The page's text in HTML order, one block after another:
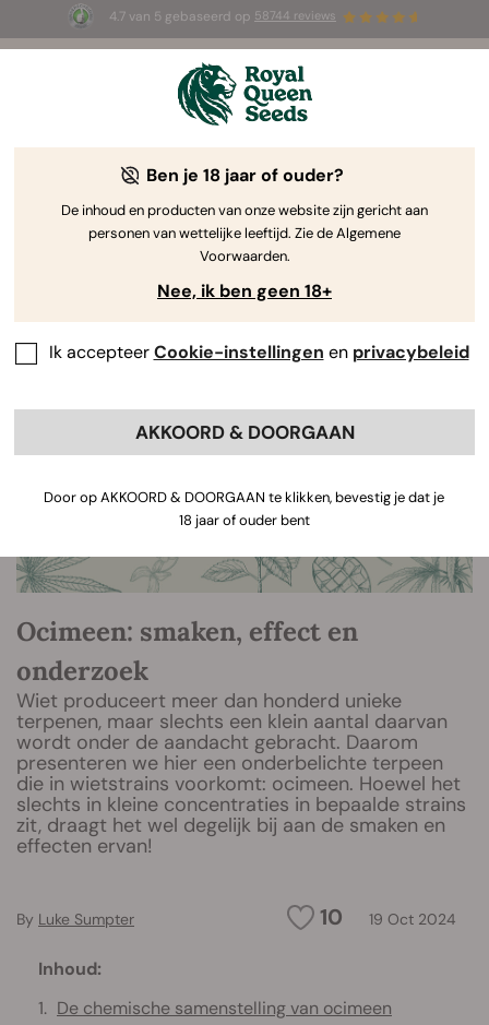
4.7 van 5 gebaseerd op 58744 reviews
☀️ Summer Sales: tot wel 50% korting
op geselecteerde producten! ⏤
The RQS Blog
Cannabis Lifestyle Blogs
Ocimeen: smaken, effect en
onderzoek
Wiet produceert meer dan honderd unieke
terpenen, maar slechts een klein aantal daarvan
wordt onder de aandacht gebracht. Daarom
presenteren we hier een onderbelichte terpeen
die in wietstrains voorkomt: ocimeen. Hoewel het
slechts in kleine concentraties in bepaalde strains
zit, draagt het wel degelijk bij aan de smaken en
effecten ervan!
10 19 Oct 2024
By Luke Sumpter
Inhoud:
De chemische samenstelling van ocimeen
Ben je 18 jaar of ouder?
De inhoud en producten van onze website zijn gericht aan
personen van wettelijke leeftijd. Zie de Algemene
Voorwaarden.
Nee, ik ben geen 18+
Ik accepteerCookie-instellingen en privacybeleid
AKKOORD & DOORGAAN
Door op AKKOORD & DOORGAAN te klikken, bevestig je dat je
18 jaar of ouder bent